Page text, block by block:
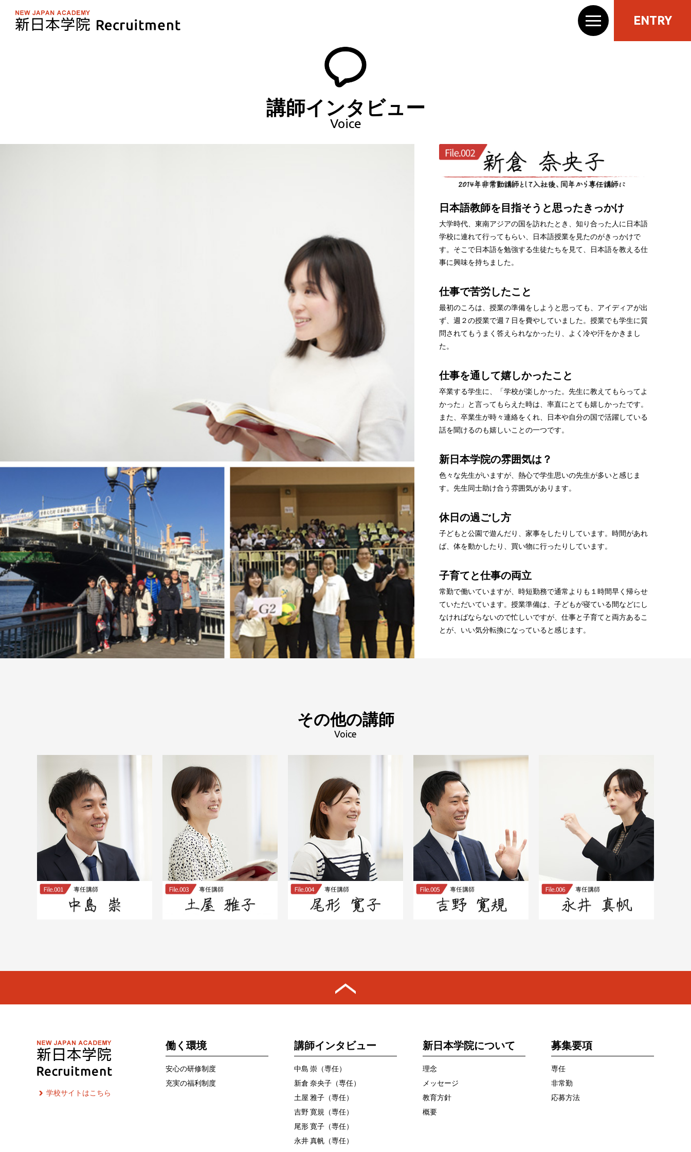
ENTRY
講師インタビュー
Voice
日本語教師を目指そうと思ったきっかけ
大学時代、東南アジアの国を訪れたとき、知り合った人に日本語
学校に連れて行ってもらい、日本語授業を見たのがきっかけで
す。そこで日本語を勉強する生徒たちを見て、日本語を教える仕
事に興味を持ちました。
仕事で苦労したこと
最初のころは、授業の準備をしようと思っても、アイディアが出
ず、週２の授業で週７日を費やしていました。授業でも学生に質
問されてもうまく答えられなかったり、よく冷や汗をかきまし
た。
仕事を通して嬉しかったこと
卒業する学生に、「学校が楽しかった。先生に教えてもらってよ
かった」と言ってもらえた時は、率直にとても嬉しかったです。
また、卒業生が時々連絡をくれ、日本や自分の国で活躍している
話を聞けるのも嬉しいことの一つです。
新日本学院の雰囲気は？
色々な先生がいますが、熱心で学生思いの先生が多いと感じま
す。先生同士助け合う雰囲気があります。
休日の過ごし方
子どもと公園で遊んだり、家事をしたりしています。時間があれ
ば、体を動かしたり、買い物に行ったりしています。
子育てと仕事の両立
常勤で働いていますが、時短勤務で通常よりも１時間早く帰らせ
ていただいています。授業準備は、子どもが寝ている間などにし
なければならないので忙しいですが、仕事と子育てと両方あるこ
とが、いい気分転換になっていると感じます。
その他の講師
Voice
学校サイトはこちら
働く環境
安心の研修制度
充実の福利制度
講師インタビュー
中島 崇（専任）
新倉 奈央子（専任）
土屋 雅子（専任）
吉野 寛規（専任）
尾形 寛子（専任）
永井 真帆（専任）
新日本学院について
理念
メッセージ
教育方針
概要
募集要項
専任
非常勤
応募方法